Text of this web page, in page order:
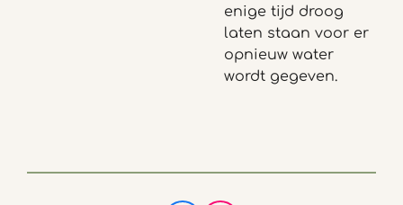
enige tijd droog
laten staan voor er
opnieuw water
wordt gegeven.